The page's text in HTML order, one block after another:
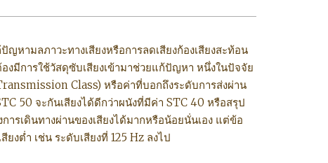
หามลภาวะทางเสียงหรือการลดเสียงก้องเสียงสะท้อน
งมีการใช้วัสดุซับเสียงเข้ามาช่วยแก้ปัญหา หนึ่งในปัจจัย
Class) หรือค่าที่บอกถึงระดับการส่งผ่าน
50 จะกันเสียงได้ดีกว่าผนังที่มีค่า STC 40 หรือสรุป
ารเดินทางผ่านของเสียงได้มากหรือน้อยนั่นเอง แต่ข้อ
งต่ำ เช่น ระดับเสียงที่ 125 Hz ลงไป